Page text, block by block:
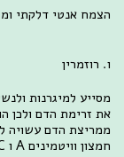
הצמח אנטי דלקתי
ו. רוזמרין
מסייע למיגרנות
את זרימת הדם ולכן
ממריצת הדם עשויה
חמצון וויטמינים A ו C ובחומצה פולית, סידן ברזל ומגנזיום.